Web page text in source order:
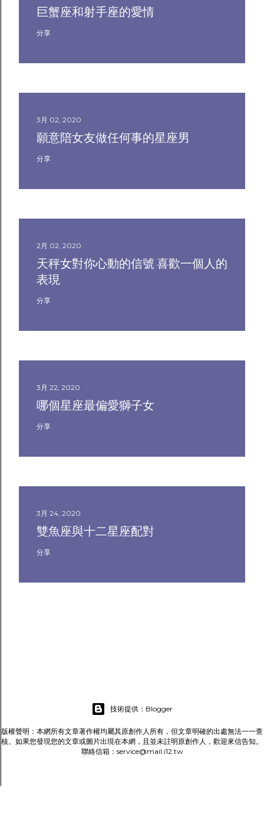
巨蟹座和射手座的愛情
分享
3月 02, 2020
願意陪女友做任何事的星座男
分享
2月 02, 2020
天秤女對你心動的信號 喜歡一個人的
表現
分享
3月 22, 2020
哪個星座最偏愛獅子女
分享
3月 24, 2020
雙魚座與十二星座配對
分享
技術提供：Blogger
版權聲明：本網所有文章著作權均屬其原創作人所有，但文章明確的出處無法一一查
核。如果您發現您的文章或圖片出現在本網，且並未註明原創作人，歡迎來信告知。
聯絡信箱：service@mail.i12.tw